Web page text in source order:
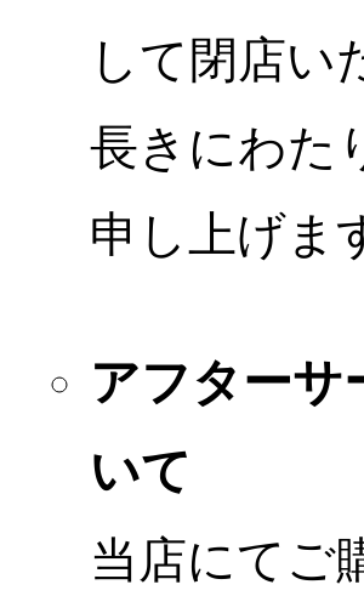
して閉店い
長きにわた
申し上げま
アフターサ
いて
当店にてご